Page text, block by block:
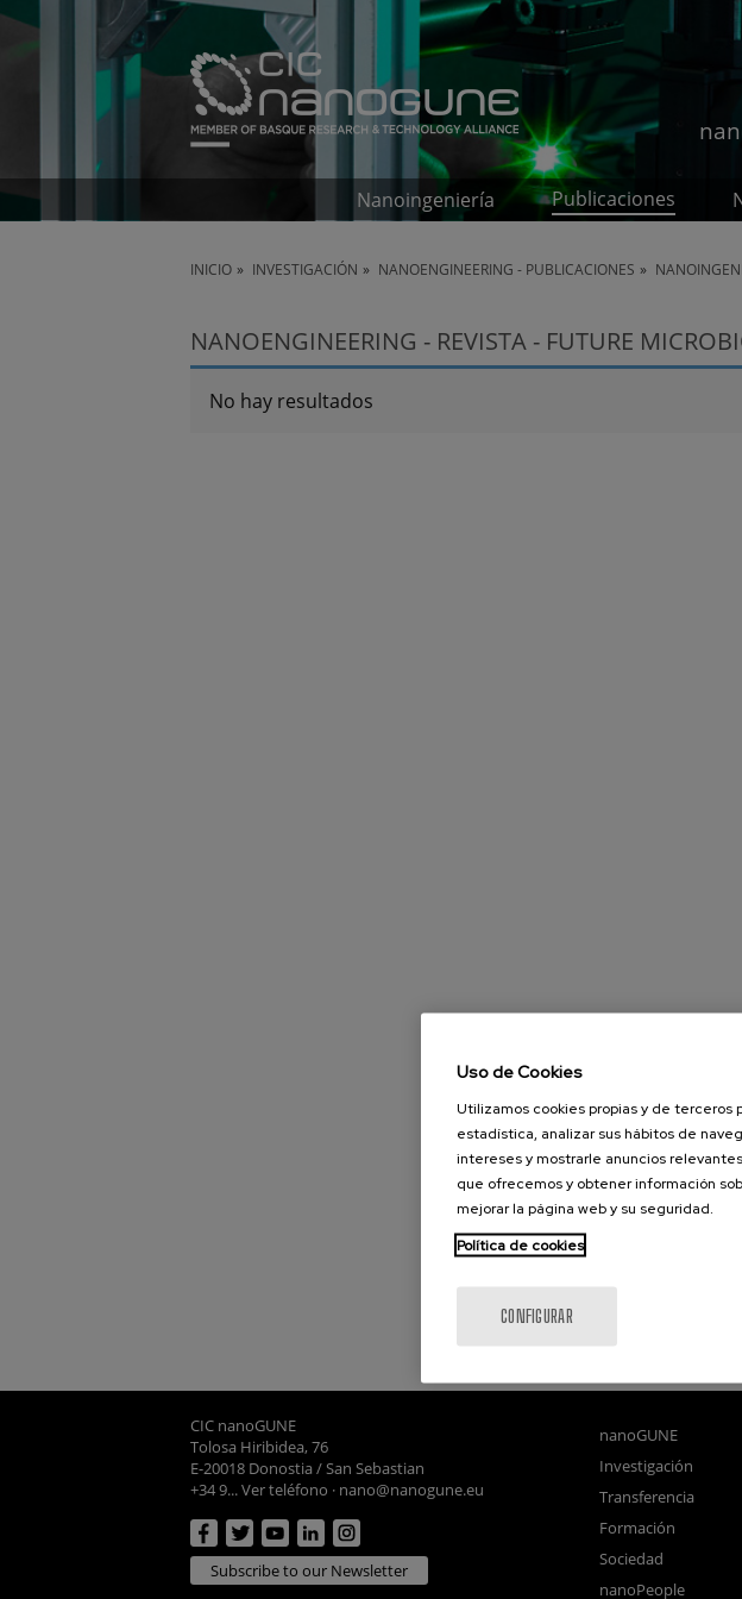
Nanoingeniería Publicaciones
INICIO INVESTIGACIÓN NANOENGINEERING - PUBLICACIONES
NANOENGINEERING - REVISTA - FUTURE
No hay resultados
CIC nanoGUNE
Tolosa Hiribidea, 76
E-20018 Donostia / San Sebastian
+34 9... Ver teléfono · nano@nanogune.eu
Subscribe to our Newsletter
nanoGUNE
Investigación
Transferencia
Formación
Sociedad
nanoPeople
Uso de Cookies
Utilizamos cookies propias y de terceros
estadística, analizar sus hábitos de
intereses y mostrarle anuncios
que ofrecemos y obtener información
mejorar la página web y su seguridad.
Política de cookies
CONFIGURAR